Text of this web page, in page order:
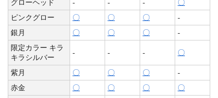
グローヘッド - - -
〇
ピンクグロー
〇 〇 〇
-
銀月
〇 〇 〇
-
限定カラー キラ
キラシルバー
- - - 〇
紫月 〇 〇 〇
-
赤金
〇 〇 〇
〇